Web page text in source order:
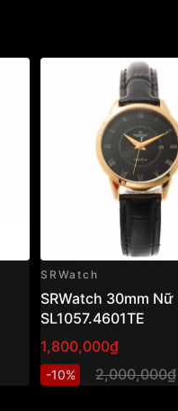
SRWatch
SRWatch 30mm Nữ
SL1057.4601TE
1,800,000₫
-10% 2,000,000₫